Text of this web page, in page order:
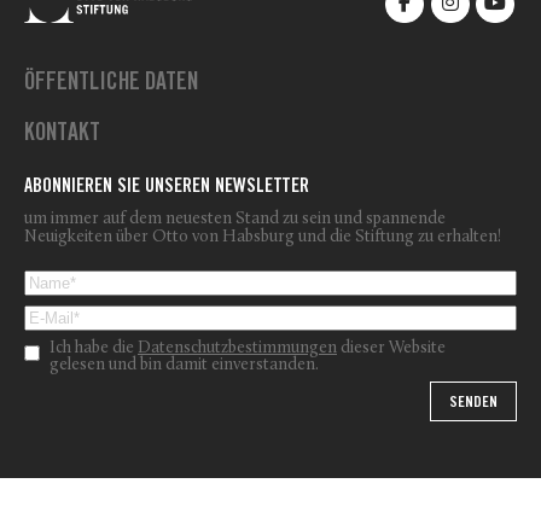
ÖFFENTLICHE DATEN
KONTAKT
ABONNIEREN SIE UNSEREN NEWSLETTER
um immer auf dem neuesten Stand zu sein und spannende
Neuigkeiten über Otto von Habsburg und die Stiftung zu erhalten!
Ich habe die Datenschutzbestimmungen dieser Website
gelesen und bin damit einverstanden.